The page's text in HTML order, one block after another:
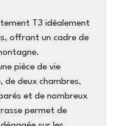
T3 idéalement
offrant un cadre de
pièce de vie
de deux chambres,
et de nombreux
permet de